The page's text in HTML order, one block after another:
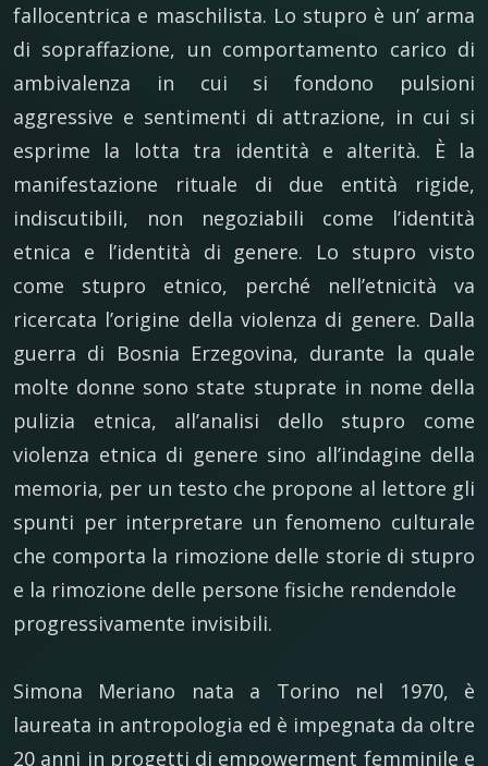
fallocentrica e maschilista. Lo stupro è un’ arma
di sopraffazione, un comportamento carico di
ambivalenza in cui si fondono pulsioni
aggressive e sentimenti di attrazione, in cui si
esprime la lotta tra identità e alterità. È la
manifestazione rituale di due entità rigide,
indiscutibili, non negoziabili come l’identità
etnica e l’identità di genere. Lo stupro visto
come stupro etnico, perché nell’etnicità va
ricercata l’origine della violenza di genere. Dalla
guerra di Bosnia Erzegovina, durante la quale
molte donne sono state stuprate in nome della
pulizia etnica, all’analisi dello stupro come
violenza etnica di genere sino all’indagine della
memoria, per un testo che propone al lettore gli
spunti per interpretare un fenomeno culturale
che comporta la rimozione delle storie di stupro
e la rimozione delle persone fisiche rendendole
progressivamente invisibili.
Simona Meriano nata a Torino nel 1970, è
laureata in antropologia ed è impegnata da oltre
20 anni in progetti di empowerment femminile e